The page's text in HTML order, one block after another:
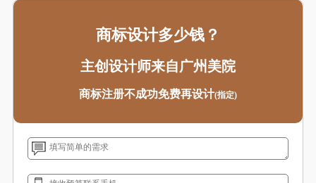
商标设计多少钱？
主创设计师来自广州美院
商标注册不成功免费再设计(指定)